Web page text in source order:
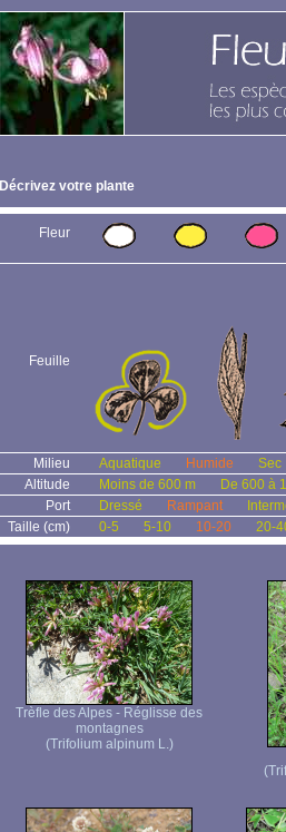
Décrivez votre plante
Fleur
Feuille
Milieu Aquatique Humide
Sec
Altitude
Moins de 600 m
De 600 à
Port
Dressé Rampant
Taille (cm)
0-5 5-10 10-20 20-
Trèfle des Alpes - Réglisse des
montagnes
(Trifolium alpinum L.)